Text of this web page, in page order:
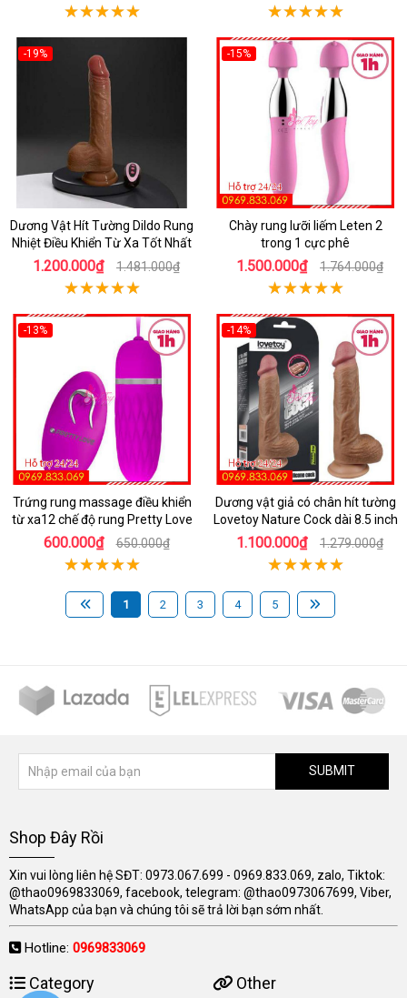
-19%
Dương Vật Hít Tường Dildo Rung
Nhiệt Điều Khiển Từ Xa Tốt Nhất
1.200.000₫ 1.481.000₫
-15%
Chày rung lưỡi liếm Leten 2
trong 1 cực phê
1.500.000₫ 1.764.000₫
-13%
Trứng rung massage điều khiển
từ xa12 chế độ rung Pretty Love
600.000₫ 650.000₫
-14%
Dương vật giả có chân hít tường
Lovetoy Nature Cock dài 8.5 inch
1.100.000₫ 1.279.000₫
1 2 3 4 5
SUBMIT
Shop Đây Rồi
Xin vui lòng liên hệ SĐT: 0973.067.699 - 0969.833.069, zalo, Tiktok:
@thao0969833069, facebook, telegram: @thao0973067699, Viber,
WhatsApp của bạn và chúng tôi sẽ trả lời bạn sớm nhất.
Hotline: 0969833069
Category Other